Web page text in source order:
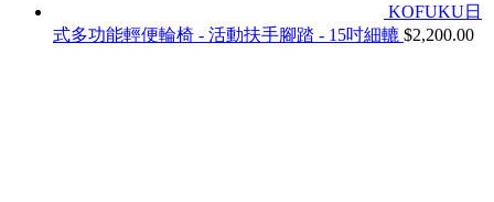
KOFUKU日
式多功能輕便輪椅 - 活動扶手腳踏 - 15吋細轆 $2,200.00